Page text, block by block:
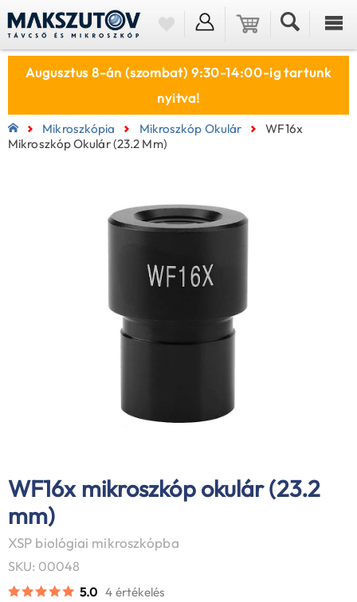
Augusztus 8-án (szombat) 9:30-14:00-ig tartunk
nyitva!
Mikroszkópia Mikroszkóp Okulár
WF16x
Mikroszkóp Okulár (23.2 Mm)
WF16x mikroszkóp okulár (23.2
mm)
XSP biológiai mikroszkópba
SKU: 00048
5.0 4 értékelés